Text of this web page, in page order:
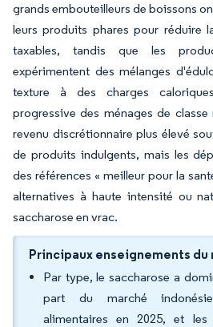
grands embouteilleurs de boissons
leurs produits phares pour réduire
taxables, tandis que les
expérimentent des mélanges
texture à des charges
progressive des ménages de
revenu discrétionnaire plus élevé
de produits indulgents, mais les
des références « meilleur pour la
alternatives à haute intensité ou
saccharose en vrac.
Principaux enseignements du
Par type, le saccharose a
part du marché
alimentaires en 2025, et les